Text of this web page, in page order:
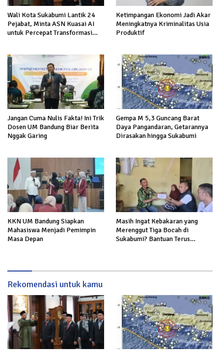
Wali Kota Sukabumi Lantik 24
Pejabat, Minta ASN Kuasai AI
untuk Percepat Transformasi
Ketimpangan Ekonomi Jadi Akar
Meningkatnya Kriminalitas Usia
Produktif
Jangan Cuma Nulis Fakta! Ini Trik
Dosen UM Bandung Biar Berita
Nggak Garing
Gempa M 5,3 Guncang Barat
Daya Pangandaran, Getarannya
Dirasakan hingga Sukabumi
KKN UM Bandung Siapkan
Mahasiswa Menjadi Pemimpin
Masa Depan
Masih Ingat Kebakaran yang
Merenggut Tiga Bocah di
Sukabumi? Bantuan Terus
Rekomendasi untuk kamu